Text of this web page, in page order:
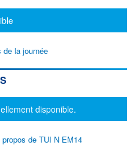
de la journée
disponible.
de TUI N EM14